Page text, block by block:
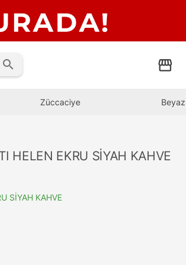
search storefront
Züccaciye
HELEN EKRU SİYAH KAHVE
SİYAH KAHVE